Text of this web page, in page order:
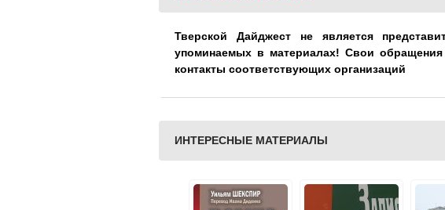
Тверской Дайджест не является
упоминаемых в материалах! Свои
контакты соответствующих организаций
ИНТЕРЕСНЫЕ МАТЕРИАЛЫ